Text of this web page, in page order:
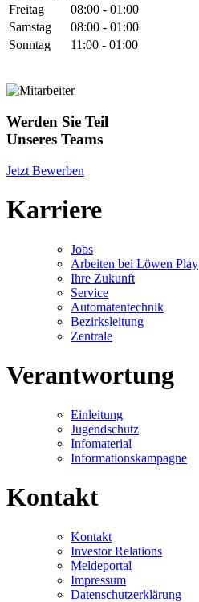
Freitag
08:00 - 01:00
Samstag
08:00 - 01:00
Sonntag
11:00 - 01:00
Werden Sie Teil
Unseres Teams
Jetzt Bewerben
Karriere
Jobs
Arbeiten bei Löwen Play
Ihre Zukunft
Service
Automatentechnik
Bezirksleitung
Zentrale
Verantwortung
Einleitung
Jugendschutz
Infomaterial
Informationskampagne
Kontakt
Kontakt
Investor Relations
Meldeportal
Impressum
Datenschutzerklärung